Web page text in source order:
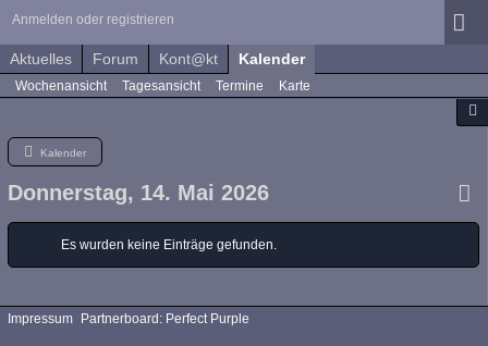
Anmelden oder registrieren
Aktuelles Forum Kont@kt Kalender
Wochenansicht Tagesansicht Termine Karte
Kalender
Donnerstag, 14. Mai 2026
Es wurden keine Einträge gefunden.
Impressum Partnerboard: Perfect Purple